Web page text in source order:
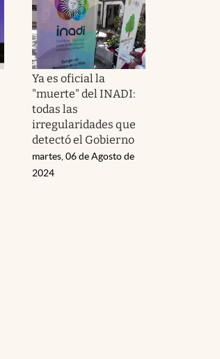
Ya es oficial la
"muerte" del INADI:
todas las
irregularidades que
detectó el Gobierno
martes, 06 de Agosto de
2024